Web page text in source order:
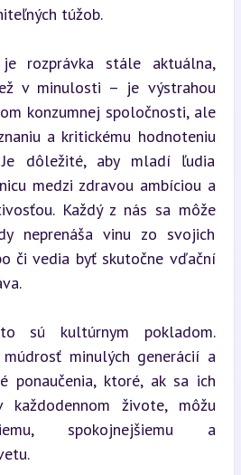
túžob.
rozprávka stále aktuálna,
v minulosti – je výstrahou
konzumnej spoločnosti, ale
a kritickému hodnoteniu
dôležité, aby mladí ľudia
medzi zdravou ambíciou a
Každý z nás sa môže
neprenáša vinu zo svojich
či vedia byť skutočne vďační
sú kultúrnym pokladom.
minulých generácií a
ponaučenia, ktoré, ak sa ich
živote, môžu
spokojnejšiemu a